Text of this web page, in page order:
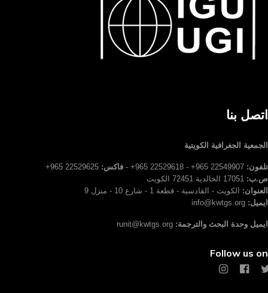
اتصل بنا
الجمعية الجغرافية الكويتية
تلفون: فاكس: 22529625 965+
ص.ب: 17051 الخالدية 72451 الكويت
العنوان:
الكويت - القادسية - قطعة 1 - شارع 10 - منزل 9
ايميل: info@kwtgs.org
ايميل وحدة البحث والترجمة: runit@kwtgs.org
Follow us on